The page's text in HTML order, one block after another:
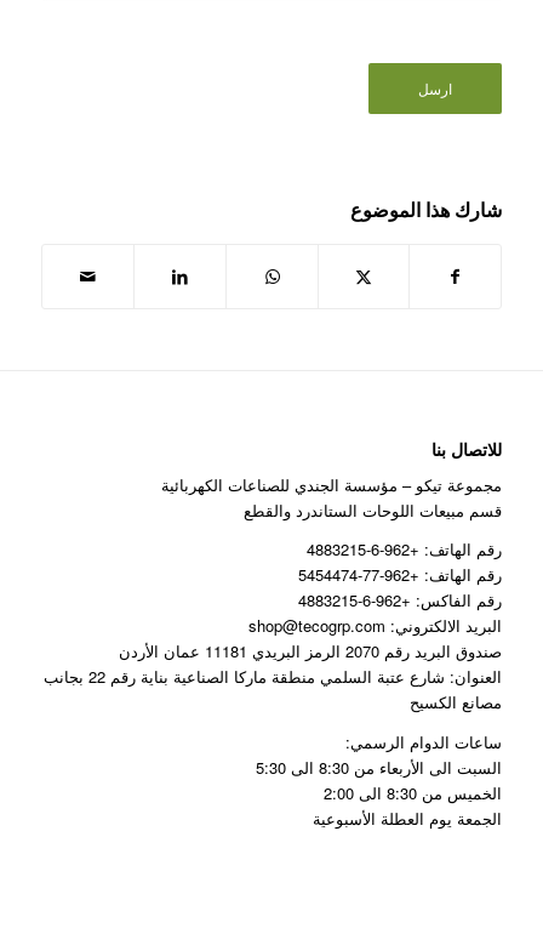
شارك هذا الموضوع
للاتصال بنا
مجموعة تيكو – مؤسسة الجندي للصناعات الكهربائية
قسم مبيعات اللوحات الستاندرد والقطع
رقم الهاتف: +962-6-4883215
رقم الهاتف: +962-77-5454474
رقم الفاكس: +962-6-4883215
البريد الالكتروني: shop@tecogrp.com
صندوق البريد رقم 2070 الرمز البريدي 11181 عمان الأردن
العنوان: شارع عتبة السلمي منطقة ماركا الصناعية بناية رقم 22 بجانب
مصانع الكسيح
ساعات الدوام الرسمي:
السبت الى الأربعاء من 8:30 الى 5:30
الخميس من 8:30 الى 2:00
الجمعة يوم العطلة الأسبوعية